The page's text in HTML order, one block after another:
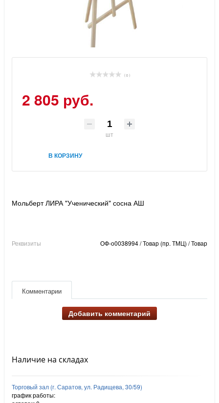
( 0 )
2 805 руб.
шт
В КОРЗИНУ
Мольберт ЛИРА "Ученический" сосна АШ
Реквизиты ОФ-о0038994 / Товар (пр. ТМЦ) / Товар
Комментарии
Добавить комментарий
Наличие на складах
Торговый зал (г. Саратов, ул. Радищева, 30/59)
график работы: